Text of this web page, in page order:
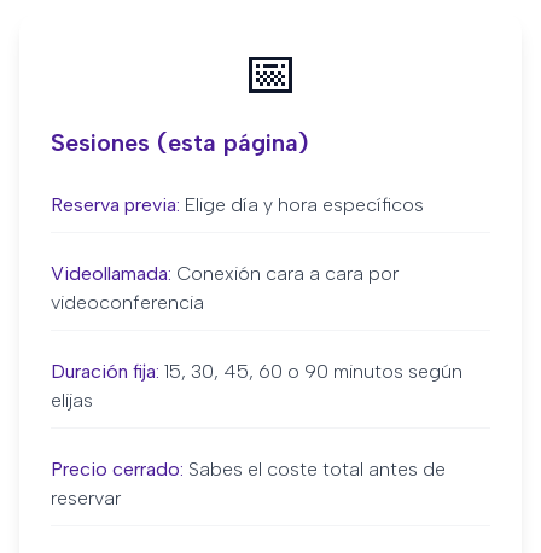
📅
Sesiones (esta página)
Reserva previa: Elige día y hora específicos
Videollamada: Conexión cara a cara por
videoconferencia
Duración fija: 15, 30, 45, 60 o 90 minutos según
elijas
Precio cerrado: Sabes el coste total antes de
reservar